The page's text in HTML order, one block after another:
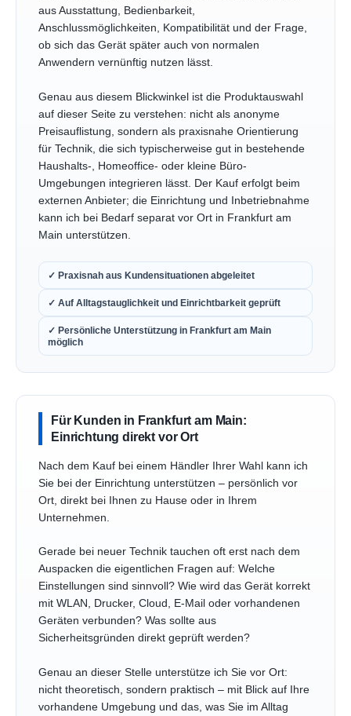
aus Ausstattung, Bedienbarkeit,
Anschlussmöglichkeiten, Kompatibilität und der Frage,
ob sich das Gerät später auch von normalen
Anwendern vernünftig nutzen lässt.
Genau aus diesem Blickwinkel ist die Produktauswahl
auf dieser Seite zu verstehen: nicht als anonyme
Preisauflistung, sondern als praxisnahe Orientierung
für Technik, die sich typischerweise gut in bestehende
Haushalts-, Homeoffice- oder kleine Büro-
Umgebungen integrieren lässt. Der Kauf erfolgt beim
externen Anbieter; die Einrichtung und Inbetriebnahme
kann ich bei Bedarf separat vor Ort in Frankfurt am
Main unterstützen.
✓ Praxisnah aus Kundensituationen abgeleitet
✓ Auf Alltagstauglichkeit und Einrichtbarkeit geprüft
✓ Persönliche Unterstützung in Frankfurt am Main
möglich
Für Kunden in Frankfurt am Main:
Einrichtung direkt vor Ort
Nach dem Kauf bei einem Händler Ihrer Wahl kann ich
Sie bei der Einrichtung unterstützen – persönlich vor
Ort, direkt bei Ihnen zu Hause oder in Ihrem
Unternehmen.
Gerade bei neuer Technik tauchen oft erst nach dem
Auspacken die eigentlichen Fragen auf: Welche
Einstellungen sind sinnvoll? Wie wird das Gerät korrekt
mit WLAN, Drucker, Cloud, E-Mail oder vorhandenen
Geräten verbunden? Was sollte aus
Sicherheitsgründen direkt geprüft werden?
Genau an dieser Stelle unterstütze ich Sie vor Ort:
nicht theoretisch, sondern praktisch – mit Blick auf Ihre
vorhandene Umgebung und das, was Sie im Alltag